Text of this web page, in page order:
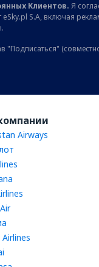
Клиентов. Я
S.A, включая
"Подписаться"
Airways